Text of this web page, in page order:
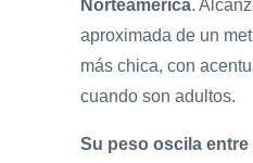
Norteamérica.
aproximada de un
más chica, con
cuando son adultos.
Su peso oscila entre